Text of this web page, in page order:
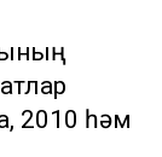
2010 һәм